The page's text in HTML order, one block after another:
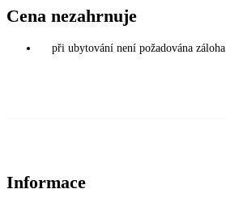
Cena nezahrnuje
při ubytování není požadována záloha
Informace